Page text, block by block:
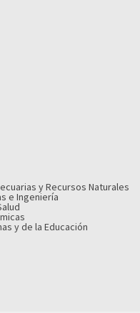
y Recursos Naturales
e Ingeniería
y de la Educación